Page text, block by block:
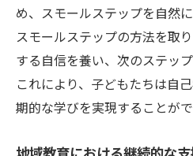
め、スモールステップを自然
スモールステップの方法を取
する自信を養い、次のステッ
これにより、子どもたちは自
期的な学びを実現することがで